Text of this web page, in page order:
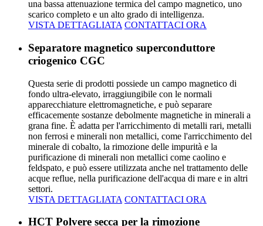
una bassa attenuazione termica del campo magnetico, uno
scarico completo e un alto grado di intelligenza.
VISTA DETTAGLIATA CONTATTACI ORA
Separatore magnetico superconduttore
criogenico CGC
Questa serie di prodotti possiede un campo magnetico di
fondo ultra-elevato, irraggiungibile con le normali
apparecchiature elettromagnetiche, e può separare
efficacemente sostanze debolmente magnetiche in minerali a
grana fine. È adatta per l'arricchimento di metalli rari, metalli
non ferrosi e minerali non metallici, come l'arricchimento del
minerale di cobalto, la rimozione delle impurità e la
purificazione di minerali non metallici come caolino e
feldspato, e può essere utilizzata anche nel trattamento delle
acque reflue, nella purificazione dell'acqua di mare e in altri
settori.
VISTA DETTAGLIATA CONTATTACI ORA
HCT Polvere secca per la rimozione